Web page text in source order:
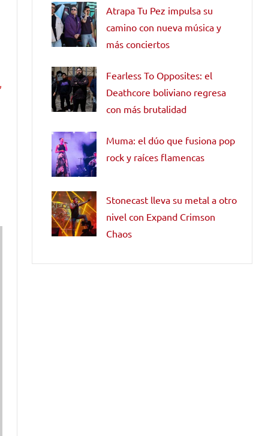
Atrapa Tu Pez impulsa su
camino con nueva música y
más conciertos
Fearless To Opposites: el
Deathcore boliviano regresa
con más brutalidad
Muma: el dúo que fusiona pop
rock y raíces flamencas
Stonecast lleva su metal a otro
nivel con Expand Crimson
Chaos